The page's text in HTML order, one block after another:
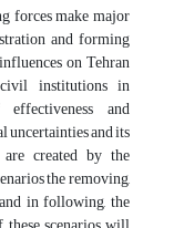
forces make major
and forming
on Tehran
institutions in
and
uncertainties and its
created by the
the removing,
in following, the